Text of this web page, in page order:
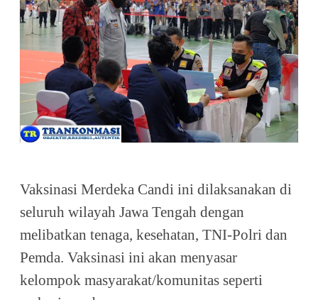
Vaksinasi Merdeka Candi ini dilaksanakan di
seluruh wilayah Jawa Tengah dengan
melibatkan tenaga, kesehatan, TNI-Polri dan
Pemda. Vaksinasi ini akan menyasar
kelompok masyarakat/komunitas seperti